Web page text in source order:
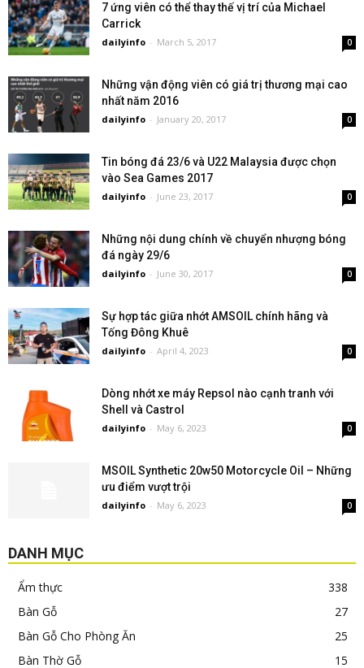
7 ứng viên có thể thay thế vị trí của Michael
Carrick
dailyinfo - March 5, 2017 0
Những vận động viên có giá trị thương mại cao
nhất năm 2016
dailyinfo - January 20, 2017 0
Tin bóng đá 23/6 và U22 Malaysia được chọn
vào Sea Games 2017
dailyinfo - June 23, 2017 0
Những nội dung chính về chuyển nhượng bóng
đá ngày 29/6
dailyinfo - June 30, 2017 0
Sự hợp tác giữa nhớt AMSOIL chính hãng và
Tống Đông Khuê
dailyinfo - April 4, 2023 0
Dòng nhớt xe máy Repsol nào cạnh tranh với
Shell và Castrol
dailyinfo - May 6, 2023 0
MSOIL Synthetic 20w50 Motorcycle Oil – Những
ưu điểm vượt trội
dailyinfo - May 6, 2023 0
DANH MỤC
Ẩm thực
338
Bàn Gỗ
27
Bàn Gỗ Cho Phòng Ăn
25
Bàn Thờ Gỗ
15